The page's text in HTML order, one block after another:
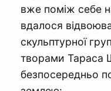
вже поміж себе
вдалося
скульптурної
творами Тараса
безпосередньо